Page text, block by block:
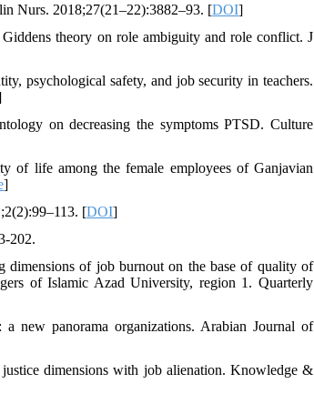
Nurs. 2018;27(21–22):3882–93. [DOI]
theory on role ambiguity and role conflict. J
psychological safety, and job security in teachers.
on decreasing the symptoms PTSD. Culture
of life among the female employees of Ganjavian
]
[DOI]
202.
dimensions of job burnout on the base of quality of
of Islamic Azad University, region 1. Quarterly
new panorama organizations. Arabian Journal of
dimensions with job alienation. Knowledge &